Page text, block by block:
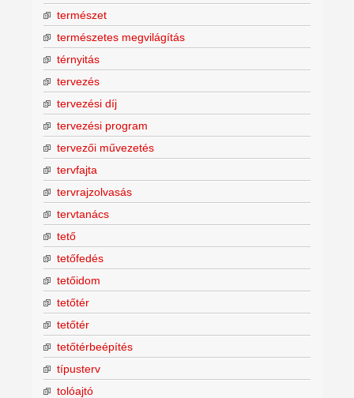
természet
természetes megvilágítás
térnyitás
tervezés
tervezési díj
tervezési program
tervezői művezetés
tervfajta
tervrajzolvasás
tervtanács
tető
tetőfedés
tetőidom
tetőtér
tetőtér
tetőtérbeépítés
típusterv
tolóajtó